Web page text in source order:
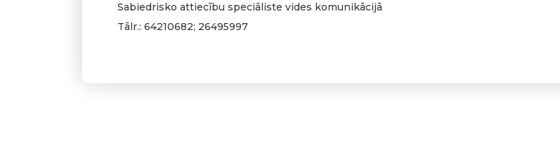
Sabiedrisko attiecību speciāliste vides komunikācijā
Tālr.: 64210682; 26495997